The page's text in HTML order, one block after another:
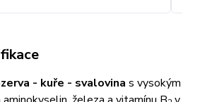
- kuře - svalovina s vysokým